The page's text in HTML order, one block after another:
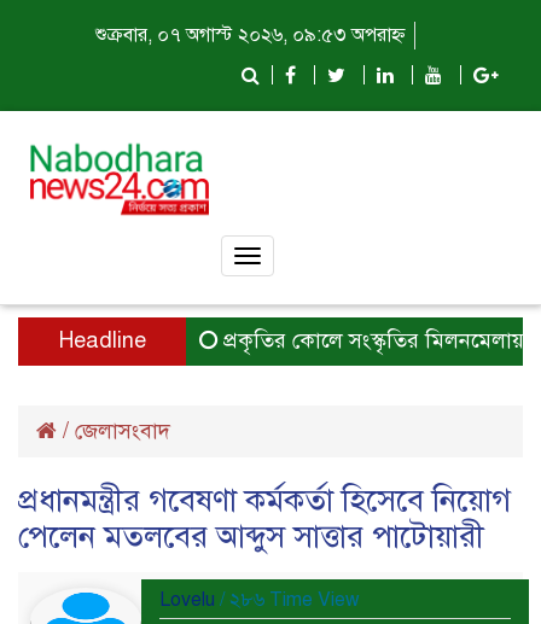
শুক্রবার, ০৭ অগাস্ট ২০২৬, ০৯:৫৩ অপরাহ্ন
Toggle
Headline প্রকৃতির কোলে সংস্কৃতির মিলনমেলায়
/ জেলাসংবাদ
প্রধানমন্ত্রীর গবেষণা কর্মকর্তা হিসেবে নিয়োগ
পেলেন মতলবের আব্দুস সাত্তার পাটোয়ারী
Lovelu / ২৮৬ Time View